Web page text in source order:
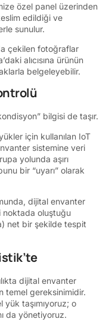
özel panel üzerinden
edildiği ve
sunulur.
çekilen fotoğraflar
alıcısına ürünün
belgeleyebilir.
bilgisi de taşır.
için kullanılan IoT
sistemine veri
yolunda aşırı
bir “uyarı” olarak
dijital envanter
noktada oluştuğu
net bir şekilde tespit
dijital envanter
temel gereksinimidir.
taşımıyoruz; o
da yönetiyoruz.